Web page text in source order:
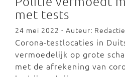
met tests
24 mei 2022 - Auteur:
Corona-testlocaties in
vermoedelijk op grote
met de afrekening van